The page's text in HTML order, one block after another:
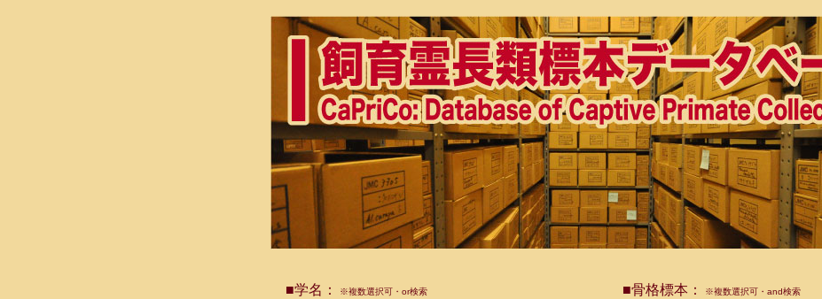
■学名： ※複数選択可・or検索 ■骨格標本： ※複数選択可・and検索